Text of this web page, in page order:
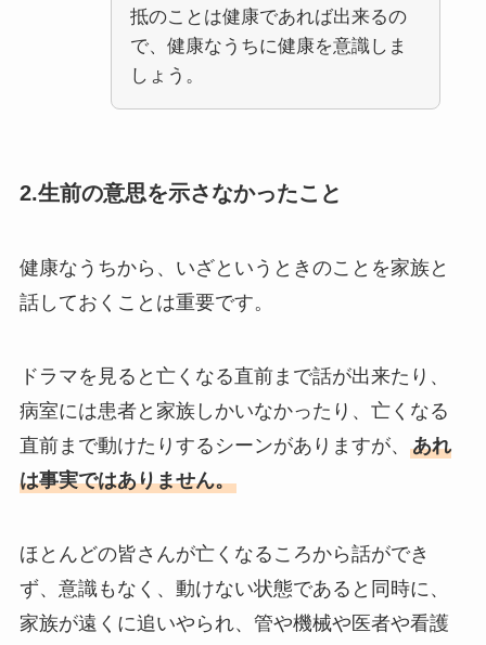
抵のことは健康であれば出来るの
で、健康なうちに健康を意識しま
しょう。
2.生前の意思を示さなかったこと
健康なうちから、いざというときのことを家族と
話しておくことは重要です。
ドラマを見ると亡くなる直前まで話が出来たり、
病室には患者と家族しかいなかったり、亡くなる
直前まで動けたりするシーンがありますが、 あれ
は事実ではありません。
ほとんどの皆さんが亡くなるころから話ができ
ず、意識もなく、動けない状態であると同時に、
家族が遠くに追いやられ、管や機械や医者や看護